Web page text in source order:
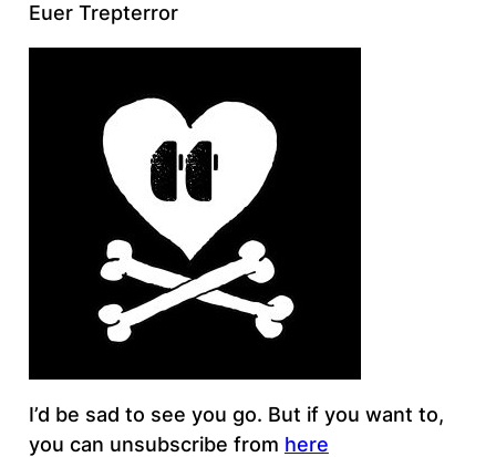
Euer Trepterror
I’d be sad to see you go. But if you want to,
you can unsubscribe from here